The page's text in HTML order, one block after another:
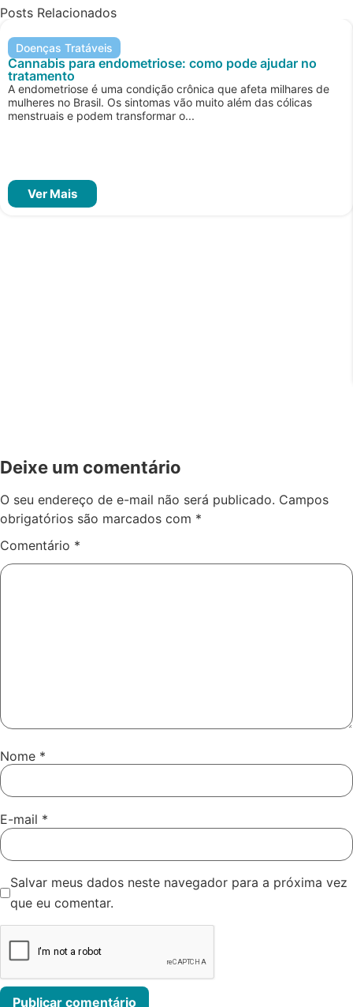
Posts Relacionados
Doenças Tratáveis
Cannabis para endometriose: como pode ajudar no
tratamento
A endometriose é uma condição crônica que afeta milhares de
mulheres no Brasil. Os sintomas vão muito além das cólicas
menstruais e podem transformar o...
Ver Mais
Deixe um comentário
O seu endereço de e-mail não será publicado. Campos
obrigatórios são marcados com *
Comentário *
Nome *
E-mail *
Salvar meus dados neste navegador para a próxima vez
que eu comentar.